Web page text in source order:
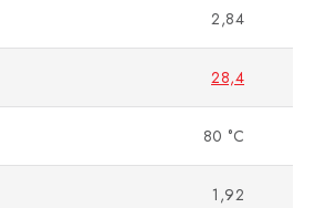
2,84
28,4
80 °C
1,92